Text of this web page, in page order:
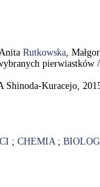
Rutkowska,
pierwiastków
Kuracejo,
; CHEMIA;